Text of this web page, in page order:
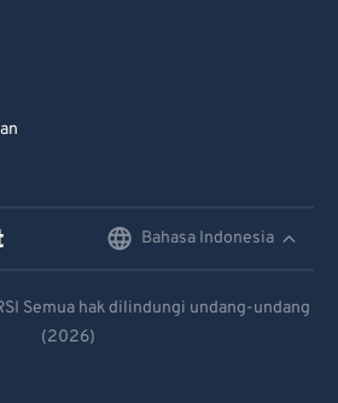
Bahasa Indonesia
Español
Semua hak dilindungi undang-undang
(2026)